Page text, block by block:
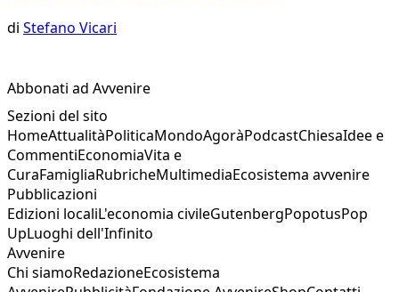
di Stefano Vicari
Abbonati ad Avvenire
Sezioni del sito
HomeAttualitàPoliticaMondoAgoràPodcastChiesaIdee e
CommentiEconomiaVita e
CuraFamigliaRubricheMultimediaEcosistema avvenire
Pubblicazioni
Edizioni localiL'economia civileGutenbergPopotusPop
UpLuoghi dell'Infinito
Avvenire
Chi siamoRedazioneEcosistema